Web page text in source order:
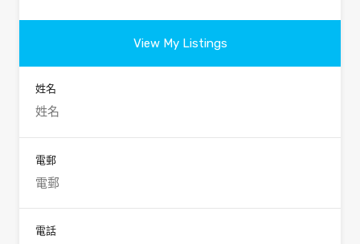
View My Listings
姓名
電郵
電話